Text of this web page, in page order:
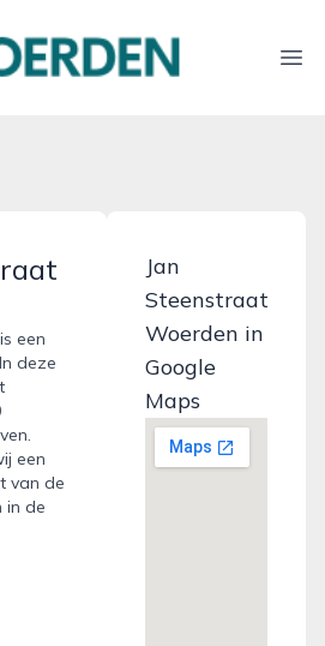
een
deze
een
van de
in de
Jan
Steenstraat
Woerden in
Google
Maps